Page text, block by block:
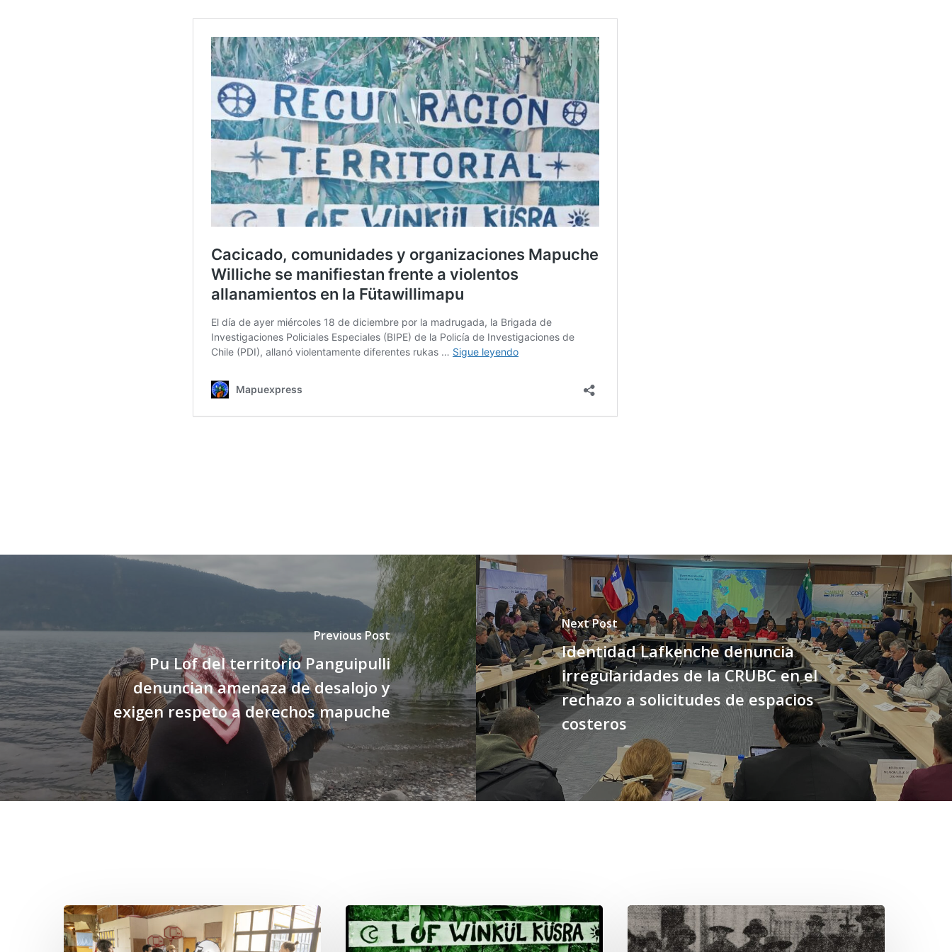
Previous Post
Pu Lof del territorio Panguipulli
denuncian amenaza de desalojo y
exigen respeto a derechos mapuche
Next Post
Identidad Lafkenche denuncia
irregularidades de la CRUBC en el
rechazo a solicitudes de espacios
costeros
Toda
el
Lof
Winkül
Chawrakawin:
Palimpsesto